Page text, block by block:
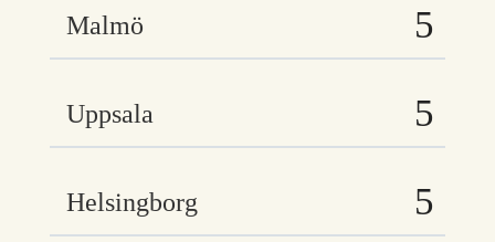
Malmö
Uppsala
Helsingborg